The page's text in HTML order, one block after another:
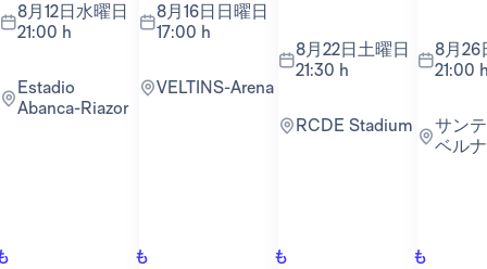
8月12日水曜日
21:00 h
Estadio
Abanca-Riazor
8月16日日曜日
17:00 h
VELTINS-Arena
も
8月22日土曜日
21:30 h
RCDE Stadium
も
8月26日水曜日
21:00
サンティアゴ・
ベル
も